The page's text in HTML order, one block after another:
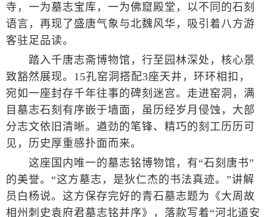
寺，一为墓志宝库，一为佛窟殿堂，以不同的石刻
语言，再现了盛唐气象与北魏风华，吸引着八方游
客驻足品读。
踏入千唐志斋博物馆，行至园林深处，核心景
致豁然展现。15孔窑洞搭配3座天井，环环相扣，
宛如一座封存千年往事的碑刻迷宫。走进窑洞，满
目墓志石刻有序嵌于墙面，虽历经岁月侵蚀，大部
分志文依旧清晰。遒劲的笔锋、精巧的刻工历历可
见，历史厚重感扑面而来。
这座国内唯一的墓志铭博物馆，有“石刻唐书”
的美誉。“这方墓志，是狄仁杰的书法真迹。”讲解
员白杨说。这方保存完好的青石墓志题为《大周故
相州刺史袁府君墓志铭并序》，落款写着“河北道安